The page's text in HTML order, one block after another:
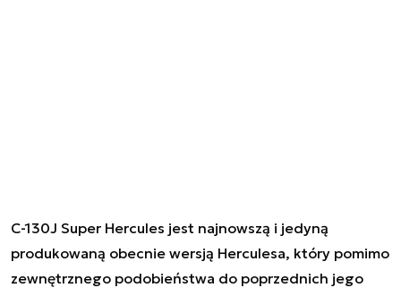
C-130J Super Hercules jest najnowszą i jedyną
produkowaną obecnie wersją Herculesa, który pomimo
zewnętrznego podobieństwa do poprzednich jego